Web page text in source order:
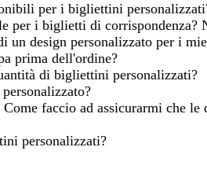
per i bigliettini
per i biglietti di corrispondenza?
un design personalizzato per i
prima dell'ordine?
di bigliettini personalizzati?
faccio ad assicurarmi che
personalizzati?